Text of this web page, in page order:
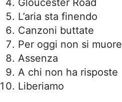
L’aria sta finendo
Canzoni buttate
Per oggi non si muore
Assenza
A chi non ha risposte
Liberiamo